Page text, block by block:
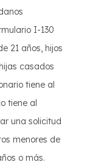
I-130
21 años, hijos
casados
tiene al
tiene al
una solicitud
menores de
o más.